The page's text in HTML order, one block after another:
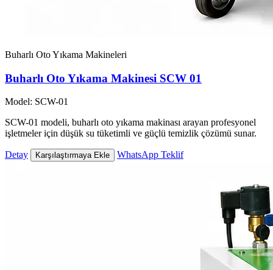
Buharlı Oto Yıkama Makineleri
Buharlı Oto Yıkama Makinesi SCW 01
Model: SCW-01
SCW-01 modeli, buharlı oto yıkama makinası arayan profesyonel
işletmeler için düşük su tüketimli ve güçlü temizlik çözümü sunar.
Detay Karşılaştırmaya Ekle WhatsApp Teklif